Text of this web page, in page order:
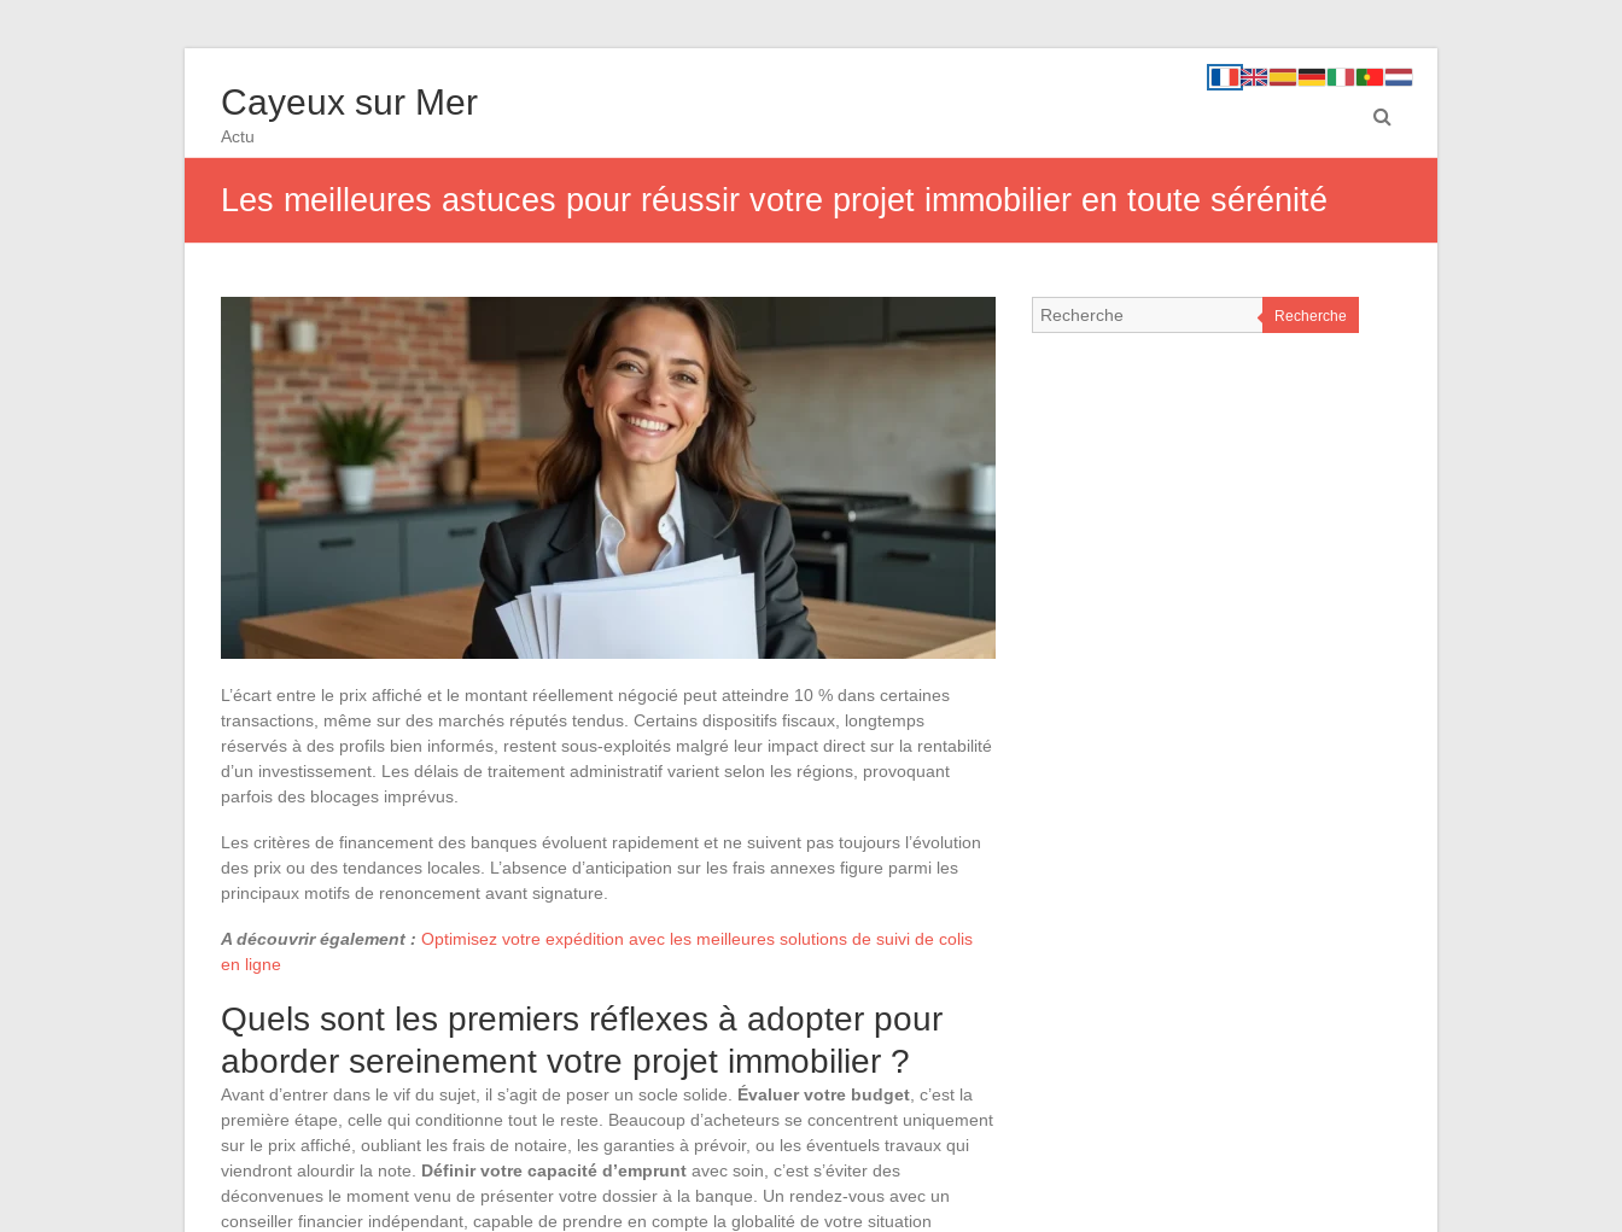
Cayeux sur Mer
Actu
Les meilleures astuces pour réussir votre projet immobilier en toute sérénité
L’écart entre le prix affiché et le montant réellement négocié peut atteindre 10 % dans certaines
transactions, même sur des marchés réputés tendus. Certains dispositifs fiscaux, longtemps
réservés à des profils bien informés, restent sous-exploités malgré leur impact direct sur la rentabilité
d’un investissement. Les délais de traitement administratif varient selon les régions, provoquant
parfois des blocages imprévus.
Les critères de financement des banques évoluent rapidement et ne suivent pas toujours l’évolution
des prix ou des tendances locales. L’absence d’anticipation sur les frais annexes figure parmi les
principaux motifs de renoncement avant signature.
A découvrir également : Optimisez votre expédition avec les meilleures solutions de suivi de colis
en ligne
Quels sont les premiers réflexes à adopter pour
aborder sereinement votre projet immobilier ?
Avant d’entrer dans le vif du sujet, il s’agit de poser un socle solide. Évaluer votre budget , c’est la
première étape, celle qui conditionne tout le reste. Beaucoup d’acheteurs se concentrent uniquement
sur le prix affiché, oubliant les frais de notaire, les garanties à prévoir, ou les éventuels travaux qui
viendront alourdir la note. Définir votre capacité d’emprunt avec soin, c’est s’éviter des
déconvenues le moment venu de présenter votre dossier à la banque. Un rendez-vous avec un
conseiller financier indépendant, capable de prendre en compte la globalité de votre situation
Recherche